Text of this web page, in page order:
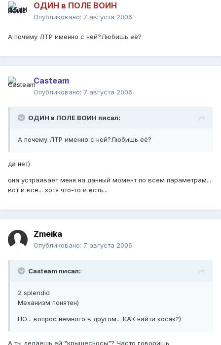
ОДИН в ПОЛЕ ВОИН
Опубликовано: 7 августа 2006
А почему ЛТР именно с ней?Любишь её?
Casteam
Опубликовано: 7 августа 2006
ОДИН в ПОЛЕ ВОИН писал:
А почему ЛТР именно с ней?Любишь её?
да нет)
она устраивает меня на данный момент по всем параметрам...
вот и всё... хотя что-то и есть...
Zmeika
Опубликовано: 7 августа 2006
Casteam писал:
2 splendid
Механизм понятен)
НО... вопрос немного в другом... КАК найти косяк?)
А ты делаешь ей "крышесносы"? Часто говоришь